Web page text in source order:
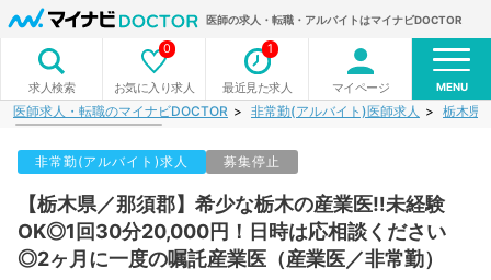
医師の求人・転職・アルバイトはマイナビDOCTOR
求人検索 お気に入り求人
0
最近見た求人
1
マイページ MENU
医師求人・転職のマイナビDOCTOR 非常勤(アルバイト)医師求人 栃木県
非常勤(アルバイト)求人 募集停止
【栃木県／那須郡】希少な栃木の産業医‼未経験
OK◎1回30分20,000円！日時は応相談ください
◎2ヶ月に一度の嘱託産業医（産業医／非常勤）